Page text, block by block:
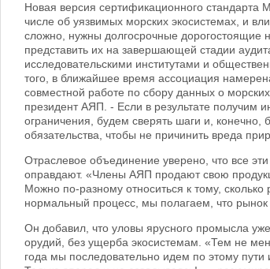
Новая версия сертификационного стандарта
числе об уязвимых морских экосистемах, и
сложно, нужны долгосрочные дорогостоящие
представить их на завершающей стадии
исследовательскими институтами и
того, в ближайшее время ассоциация
совместной работе по сбору данных о
президент АЯП. - Если в результате
ограничения, будем сверять шаги и, конечно,
обязательства, чтобы не причинить вреда
Отраслевое объединение уверено, что все
оправдают. «Члены АЯП продают свою
Можно по-разному относиться к тому,
нормальный процесс, мы полагаем, что
Он добавил, что уловы ярусного промысла
орудий, без ущерба экосистемам. «Тем не
года мы последовательно идем по этому пути